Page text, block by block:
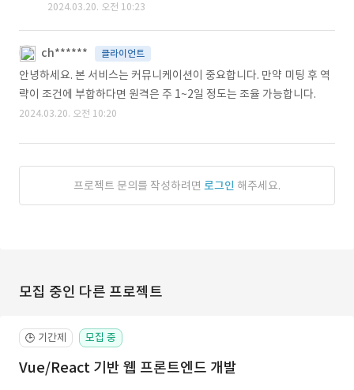
2024.03.20. 오전 10:23
ch****** 클라이언트
안녕하세요. 본 서비스는 커뮤니케이션이 중요합니다. 만약 미팅 후 역
략이 조건에 부합하다면 원격은 주 1~2일 정도는 조율 가능합니다.
2024.03.20. 오전 10:20
프로젝트 문의를 작성하려면 로그인 해주세요.
모집 중인 다른 프로젝트
🕒 기간제 모집 중
Vue/React 기반 웹 프론트엔드 개발